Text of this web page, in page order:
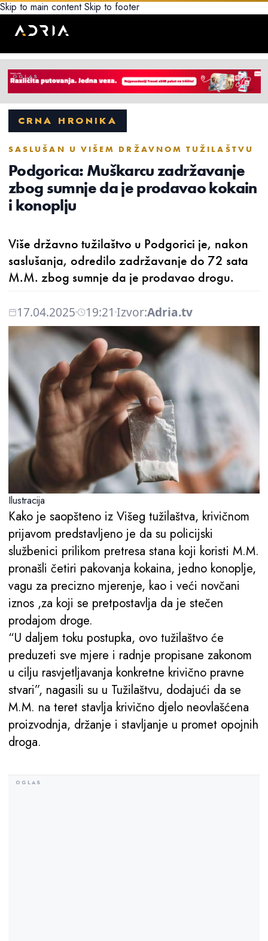
Skip to main content Skip to footer
CRNA HRONIKA
SASLUŠAN U VIŠEM DRŽAVNOM TUŽILAŠTVU
Podgorica: Muškarcu zadržavanje
zbog sumnje da je prodavao kokain
i konoplju
Više državno tužilaštvo u Podgorici je, nakon
saslušanja, odredilo zadržavanje do 72 sata
M.M. zbog sumnje da je prodavao drogu.
17.04.2025 19:21 Izvor:Adria.tv
Ilustracija
Kako je saopšteno iz Višeg tužilaštva, krivičnom
prijavom predstavljeno je da su policijski
službenici prilikom pretresa stana koji koristi M.M.
pronašli četiri pakovanja kokaina, jedno konoplje,
vagu za precizno mjerenje, kao i veći novčani
iznos ,za koji se pretpostavlja da je stečen
prodajom droge.
“U daljem toku postupka, ovo tužilaštvo će
preduzeti sve mjere i radnje propisane zakonom
u cilju rasvjetljavanja konkretne krivično pravne
stvari”, nagasili su u Tužilaštvu, dodajući da se
M.M. na teret stavlja krivično djelo neovlašćena
proizvodnja, držanje i stavljanje u promet opojnih
droga.